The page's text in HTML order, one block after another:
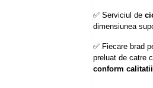
✅ Serviciul de
dimensiunea
✅ Fiecare brad
preluat de catre
conform calitatii